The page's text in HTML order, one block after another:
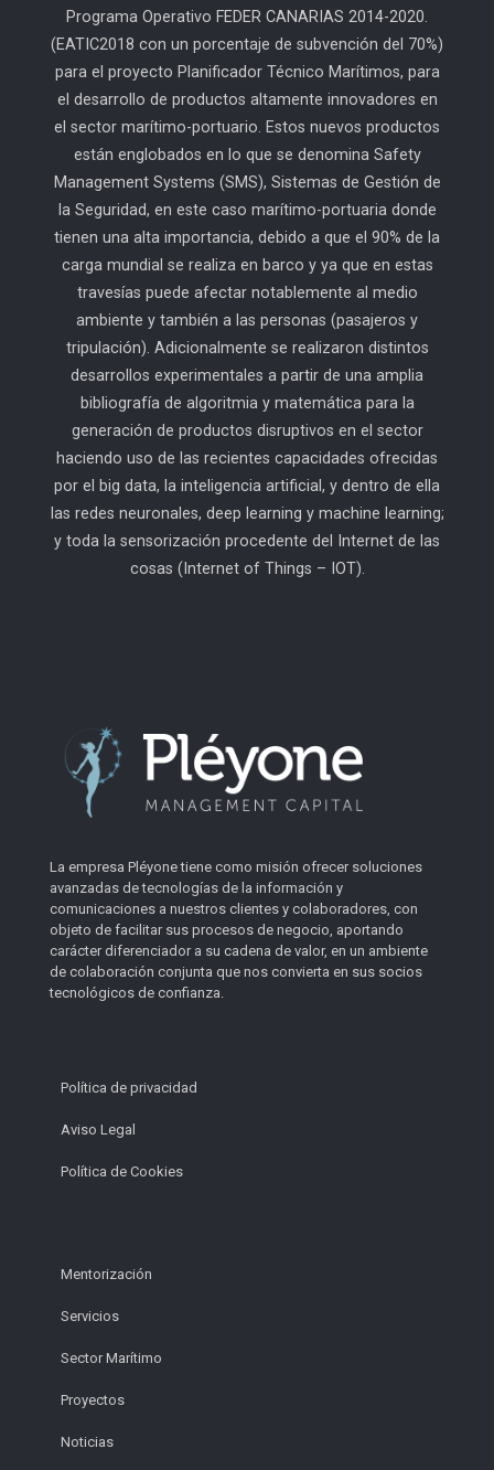
Programa Operativo FEDER CANARIAS 2014-2020.
(EATIC2018 con un porcentaje de subvención del 70%)
para el proyecto Planificador Técnico Marítimos, para
el desarrollo de productos altamente innovadores en
el sector marítimo-portuario. Estos nuevos productos
están englobados en lo que se denomina Safety
Management Systems (SMS), Sistemas de Gestión de
la Seguridad, en este caso marítimo-portuaria donde
tienen una alta importancia, debido a que el 90% de la
carga mundial se realiza en barco y ya que en estas
travesías puede afectar notablemente al medio
ambiente y también a las personas (pasajeros y
tripulación). Adicionalmente se realizaron distintos
desarrollos experimentales a partir de una amplia
bibliografía de algoritmia y matemática para la
generación de productos disruptivos en el sector
haciendo uso de las recientes capacidades ofrecidas
por el big data, la inteligencia artificial, y dentro de ella
las redes neuronales, deep learning y machine learning;
y toda la sensorización procedente del Internet de las
cosas (Internet of Things – IOT).
La empresa Pléyone tiene como misión ofrecer soluciones
avanzadas de tecnologías de la información y
comunicaciones a nuestros clientes y colaboradores, con
objeto de facilitar sus procesos de negocio, aportando
carácter diferenciador a su cadena de valor, en un ambiente
de colaboración conjunta que nos convierta en sus socios
tecnológicos de confianza.
Política de privacidad
Aviso Legal
Política de Cookies
Mentorización
Servicios
Sector Marítimo
Proyectos
Noticias